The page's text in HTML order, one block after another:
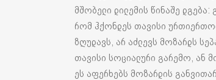
მშობელი დილემის წინაშე
რომ ჰქონდეს თავისი
ზღუდავს, არ აძლევს მოზარდს
თავისი სოციალური გარემო, ან
ეს აფერხებს მოზარდის